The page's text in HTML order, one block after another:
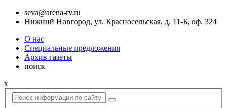
seva@arena-rv.ru
Нижний Новгород, ул. Красносельская, д. 11-Б, оф. 324
О нас
Специальные предложения
Архив газеты
поиск
x